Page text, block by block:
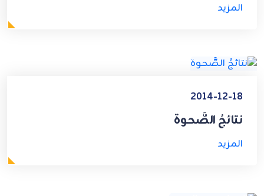
المزيد
2014-12-18
نتائجُ الصَّحوة
المزيد